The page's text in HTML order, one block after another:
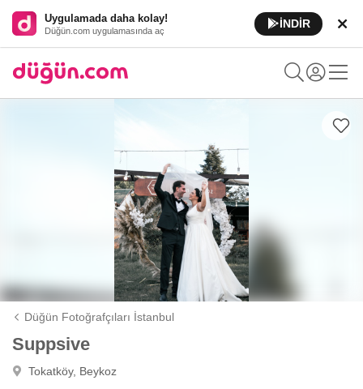
Uygulamada daha kolay!
Düğün.com uygulamasında aç
İNDİR
Düğün Fotoğrafçıları İstanbul
Suppsive
Tokatköy, Beykoz